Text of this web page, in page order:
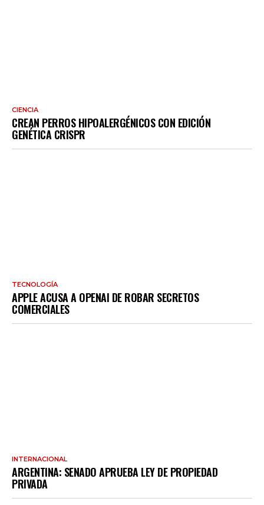
CIENCIA
CREAN PERROS HIPOALERGÉNICOS CON EDICIÓN
GENÉTICA CRISPR
TECNOLOGÍA
APPLE ACUSA A OPENAI DE ROBAR SECRETOS
COMERCIALES
INTERNACIONAL
ARGENTINA: SENADO APRUEBA LEY DE PROPIEDAD
PRIVADA